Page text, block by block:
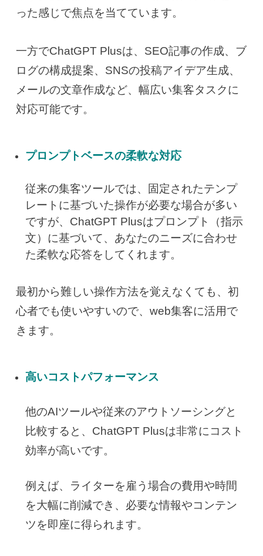
った感じで焦点を当てています。
一方でChatGPT Plusは、SEO記事の作成、ブ
ログの構成提案、SNSの投稿アイデア生成、
メールの文章作成など、幅広い集客タスクに
対応可能です。
プロンプトベースの柔軟な対応
従来の集客ツールでは、固定されたテンプ
レートに基づいた操作が必要な場合が多い
ですが、ChatGPT Plusはプロンプト（指示
文）に基づいて、あなたのニーズに合わせ
た柔軟な応答をしてくれます。
最初から難しい操作方法を覚えなくても、初
心者でも使いやすいので、web集客に活用で
きます。
高いコストパフォーマンス
他のAIツールや従来のアウトソーシングと
比較すると、ChatGPT Plusは非常にコスト
効率が高いです。
例えば、ライターを雇う場合の費用や時間
を大幅に削減でき、必要な情報やコンテン
ツを即座に得られます。